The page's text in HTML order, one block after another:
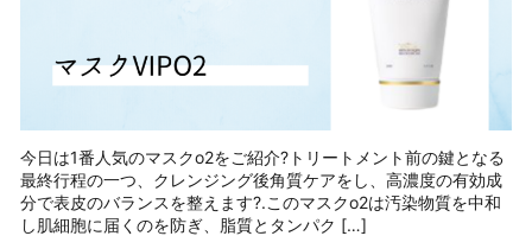
今日は1番人気のマスクo2をご紹介?トリートメント前の鍵となる
最終行程の一つ、クレンジング後角質ケアをし、高濃度の有効成
分で表皮のバランスを整えます?.このマスクo2は汚染物質を中和
し肌細胞に届くのを防ぎ、脂質とタンパク […]